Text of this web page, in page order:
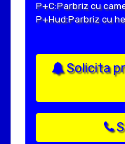
P+C:Parbriz cu
P+Hud:Parbriz cu
Solicita